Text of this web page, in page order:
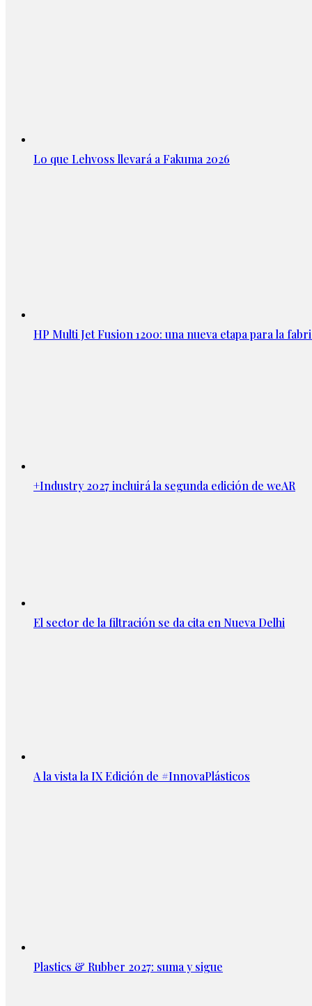
Lo que Lehvoss llevará a Fakuma 2026
HP Multi Jet Fusion 1200: una nueva etapa para la
+Industry 2027 incluirá la segunda edición de weAR
El sector de la filtración se da cita en Nueva Delhi
A la vista la IX Edición de #InnovaPlásticos
Plastics & Rubber 2027: suma y sigue